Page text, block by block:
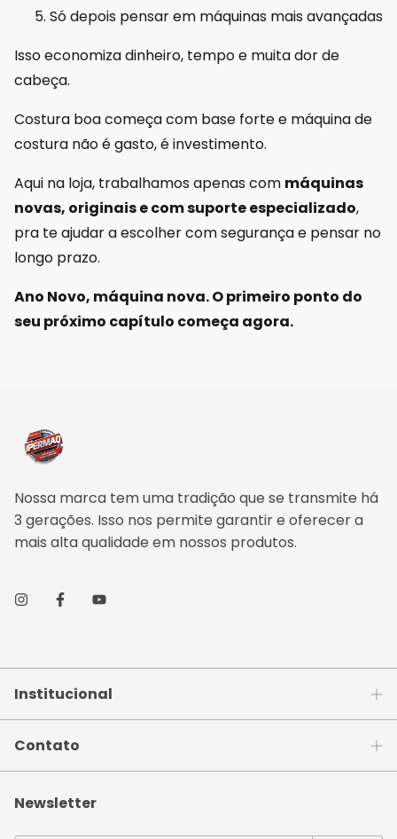
Só depois pensar em máquinas mais avançadas
Isso economiza dinheiro, tempo e muita dor de
cabeça.
Costura boa começa com base forte e máquina de
costura não é gasto, é investimento.
Aqui na loja, trabalhamos apenas com máquinas
novas, originais e com suporte especializado,
pra te ajudar a escolher com segurança e pensar no
longo prazo.
Ano Novo, máquina nova. O primeiro ponto do
seu próximo capítulo começa agora.
Nossa marca tem uma tradição que se transmite há
3 gerações. Isso nos permite garantir e oferecer a
mais alta qualidade em nossos produtos.
Institucional
Contato
Newsletter